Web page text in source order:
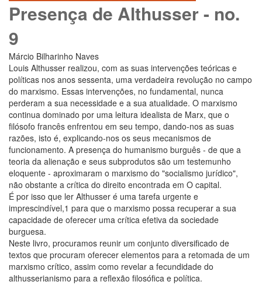
Presença de Althusser - no.
9
Márcio Bilharinho Naves
Louis Althusser realizou, com as suas intervenções teóricas e
políticas nos anos sessenta, uma verdadeira revolução no campo
do marxismo. Essas intervenções, no fundamental, nunca
perderam a sua necessidade e a sua atualidade. O marxismo
continua dominado por uma leitura idealista de Marx, que o
filósofo francês enfrentou em seu tempo, dando-nos as suas
razões, isto é, explicando-nos os seus mecanismos de
funcionamento. A presença do humanismo burguês - de que a
teoria da alienação e seus subprodutos são um testemunho
eloquente - aproximaram o marxismo do "socialismo jurídico",
não obstante a crítica do direito encontrada em O capital.
É por isso que ler Althusser é uma tarefa urgente e
imprescindível,1 para que o marxismo possa recuperar a sua
capacidade de oferecer uma crítica efetiva da sociedade
burguesa.
Neste livro, procuramos reunir um conjunto diversificado de
textos que procuram oferecer elementos para a retomada de um
marxismo crítico, assim como revelar a fecundidade do
althusserianismo para a reflexão filosófica e política.